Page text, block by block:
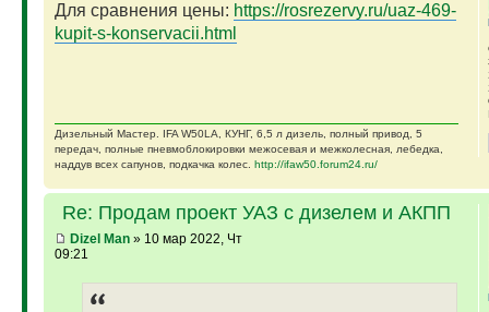
Для сравнения цены: https://rosrezervy.ru/uaz-469-
kupit-s-konservacii.html
Дизельный Мастер. IFA W50LA, КУНГ, 6,5 л дизель, полный привод, 5
передач, полные пневмоблокировки межосевая и межколесная, лебедка,
наддув всех сапунов, подкачка колес. http://ifaw50.forum24.ru/
Re: Продам проект УАЗ с дизелем и АКПП
Dizel Man» 10 мар 2022, Чт
09:21